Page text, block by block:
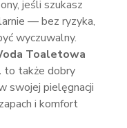
jeśli szukasz
— bez ryzyka,
wyczuwalny.
Toaletowa
to także dobry
swojej pielęgnacji
i komfort